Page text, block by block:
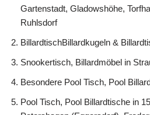
Gartenstadt, Gladowshöhe,
Ruhlsdorf
BillardtischBillardkugeln &
Snookertisch, Billardmöbel in
Besondere Pool Tisch, Pool
Pool Tisch, Pool Billardtische in